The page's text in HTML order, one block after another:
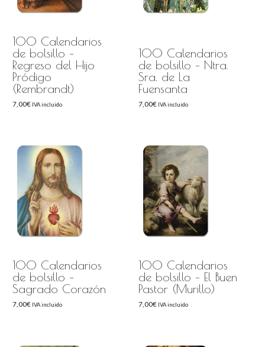
100 Calendarios
de bolsillo –
Regreso del Hijo
Pródigo
(Rembrandt)
7,00€ IVA incluido
100 Calendarios
de bolsillo – Ntra.
Sra. de La
Fuensanta
7,00€ IVA incluido
100 Calendarios
de bolsillo –
Sagrado Corazón
7,00€ IVA incluido
100 Calendarios
de bolsillo – El Buen
Pastor (Murillo)
7,00€ IVA incluido